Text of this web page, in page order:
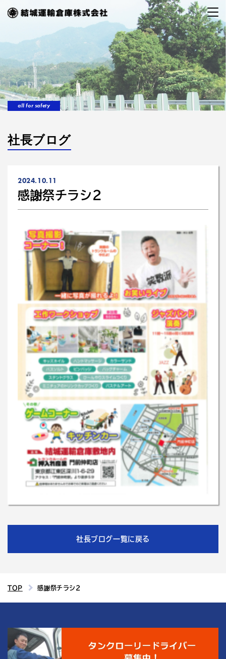
all for safety
社長ブログ
2024.10.11
感謝祭チラシ2
社長ブログ一覧に戻る
TOP 感謝祭チラシ2
結城運輸倉庫の4